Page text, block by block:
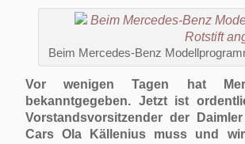
Beim Mercedes-Benz
Vor wenigen Tagen hat
bekanntgegeben. Jetzt ist
Vorstandsvorsitzender der
Cars Ola Källenius muss und